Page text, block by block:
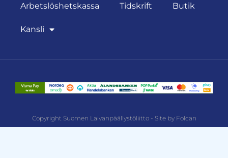
Arbetslöshetskassa Tidskrift Butik
Kansli
Copyright Suomen Laivanpäällystöliitto - Site by Folcan